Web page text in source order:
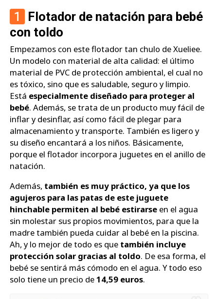
1
Flotador de natación para bebé
con toldo
Empezamos con este flotador tan chulo de Xueliee.
Un modelo con material de alta calidad: el último
material de PVC de protección ambiental, el cual no
es tóxico, sino que es saludable, seguro y limpio.
Está especialmente diseñado para proteger al
bebé. Además, se trata de un producto muy fácil de
inflar y desinflar, así como fácil de plegar para
almacenamiento y transporte. También es ligero y
su diseño encantará a los niños. Básicamente,
porque el flotador incorpora juguetes en el anillo de
natación.
Además, también es muy práctico, ya que los
agujeros para las patas de este juguete
hinchable permiten al bebé estirarse en el agua
sin molestar sus propios movimientos, para que la
madre también pueda cuidar al bebé en la piscina.
Ah, y lo mejor de todo es que también incluye
protección solar gracias al toldo. De esa forma, el
bebé se sentirá más cómodo en el agua. Y todo eso
solo tiene un precio de14,59 euros.